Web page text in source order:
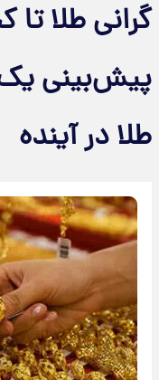
طلا تا
یک
در آینده